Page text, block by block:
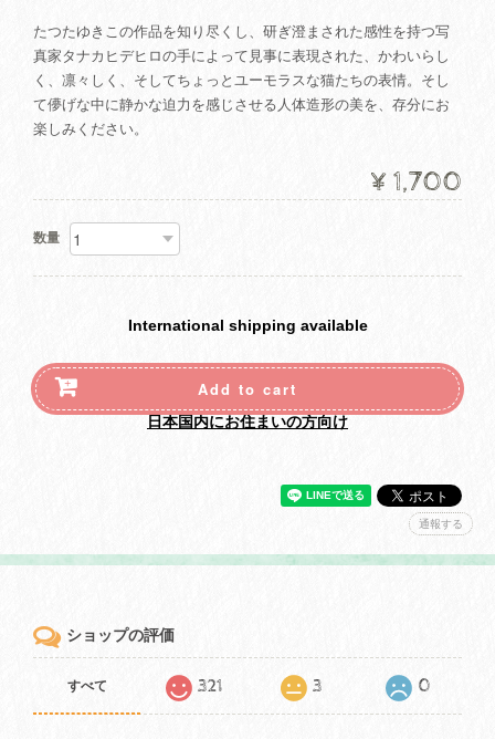
たつたゆきこの作品を知り尽くし、研ぎ澄まされた感性を持つ写
真家タナカヒデヒロの手によって見事に表現された、かわいらし
く、凛々しく、そしてちょっとユーモラスな猫たちの表情。そし
て儚げな中に静かな迫力を感じさせる人体造形の美を、存分にお
楽しみください。
¥1,700
数量
International shipping available
Add to cart
日本国内にお住まいの方向け
通報する
ショップの評価
すべて 321 3 0